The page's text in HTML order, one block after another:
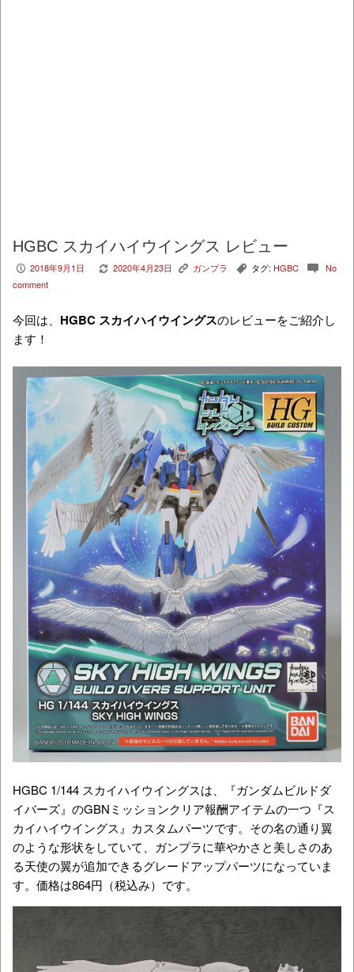
HGBC スカイハイウイングス レビュー
P 2018年9月1日 V 2020年4月23日 K ガンプラ , タグ: HGBC c No
comment
今回は、 HGBC スカイハイウイングスのレビューをご紹介し
ます！
HGBC 1/144 スカイハイウイングスは、『ガンダムビルドダ
イバーズ』のGBNミッションクリア報酬アイテムの一つ『ス
カイハイウイングス』カスタムパーツです。その名の通り翼
のような形状をしていて、ガンプラに華やかさと美しさのあ
る天使の翼が追加できるグレードアップパーツになっていま
す。価格は864円（税込み）です。